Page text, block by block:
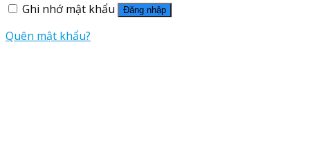
Ghi nhớ mật khẩu
Đăng nhập
Quên mật khẩu?